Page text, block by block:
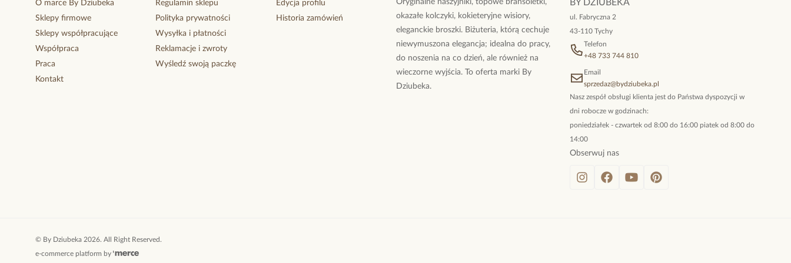
O marce By Dziubeka
Sklepy firmowe
Sklepy współpracujące
Współpraca
Praca
Kontakt
Regulamin sklepu
Polityka prywatności
Wysyłka i płatności
Reklamacje i zwroty
Wyśledź swoją paczkę
Edycja profilu
Historia zamówień
Oryginalne naszyjniki, topowe bransoletki,
okazałe kolczyki, kokieteryjne wisiory,
eleganckie broszki. Biżuteria, którą cechuje
niewymuszona elegancja; idealna do pracy,
do noszenia na co dzień, ale również na
wieczorne wyjścia. To oferta marki By
Dziubeka.
BY DZIUBEKA
ul. Fabryczna 2
43-110 Tychy
Telefon
+48 733 744 810
Email
sprzedaz@bydziubeka.pl
Nasz zespół obsługi klienta jest do Państwa dyspozycji w
dni robocze w godzinach:
poniedziałek - czwartek od 8:00 do 16:00 piatek od 8:00 do
14:00
Obserwuj nas
© By Dziubeka 2026. All Right Reserved.
e-commerce platform by